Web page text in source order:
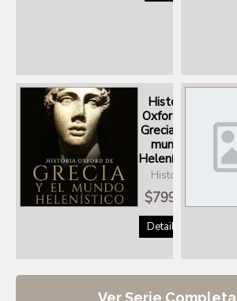
Historia
Oxford de
Grecia y el
mundo
Helenístico
Historia
$799.00
Details
Ver Serie Completa